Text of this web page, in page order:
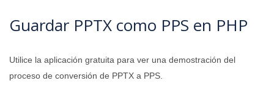
Guardar PPTX como PPS en PHP
Utilice la aplicación gratuita para ver una demostración del
proceso de conversión de PPTX a PPS.